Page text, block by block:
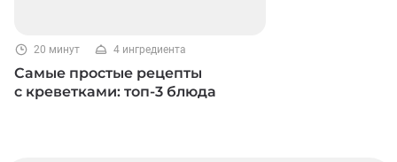
20 минут 4 ингредиента
Самые простые рецепты
с креветками: топ-3 блюда